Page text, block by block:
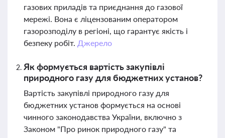
газових приладів та приєднання до газової
мережі. Вона є ліцензованим оператором
газорозподілу в регіоні, що гарантує якість і
безпеку робіт. Джерело
Як формується вартість закупівлі
природного газу для бюджетних установ?
Вартість закупівлі природного газу для
бюджетних установ формується на основі
чинного законодавства України, включно з
Законом "Про ринок природного газу" та